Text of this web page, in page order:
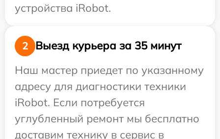
устройства iRobot.
2
Выезд курьера за 35 минут
Наш мастер приедет по указанному
адресу для диагностики техники
iRobot. Если потребуется
углубленный ремонт мы бесплатно
доставим технику в сервис в